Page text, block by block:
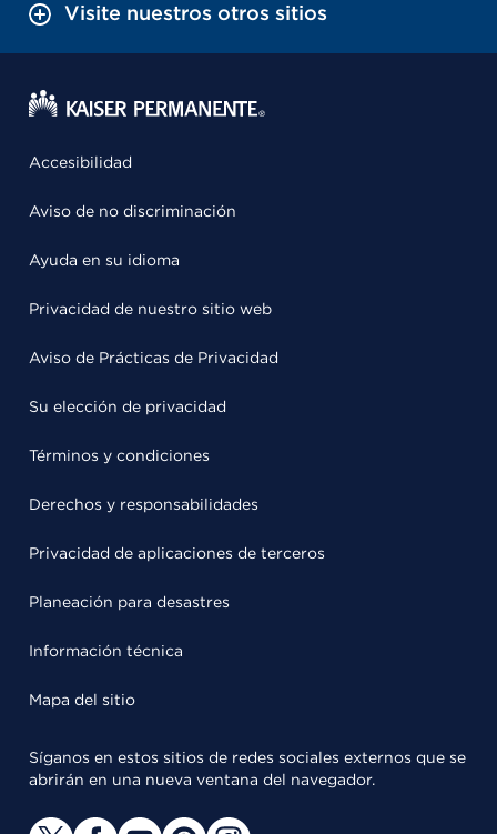
Visite nuestros otros sitios
Accesibilidad
Aviso de no discriminación
Ayuda en su idioma
Privacidad de nuestro sitio web
Aviso de Prácticas de Privacidad
Su elección de privacidad
Términos y condiciones
Derechos y responsabilidades
Privacidad de aplicaciones de terceros
Planeación para desastres
Información técnica
Mapa del sitio
Síganos en estos sitios de redes sociales externos que se
abrirán en una nueva ventana del navegador.